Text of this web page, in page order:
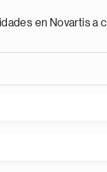
en Novartis a